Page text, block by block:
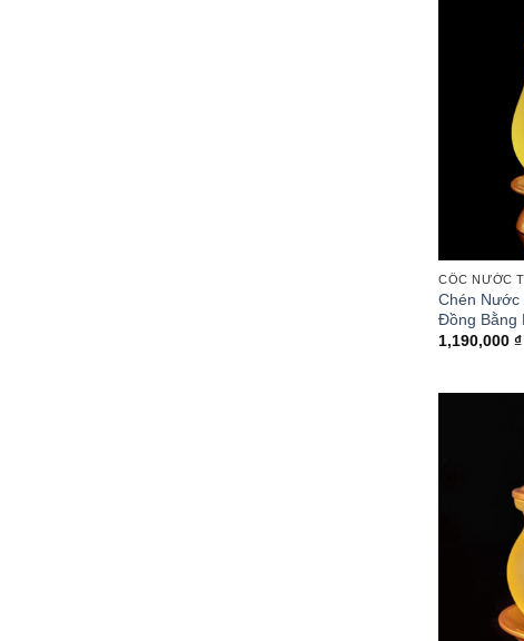
CỐC NƯỚC
Chén Nước
Đồng Bằng
1,190,000₫